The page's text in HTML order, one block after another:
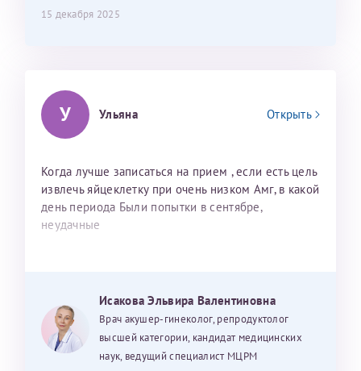
15 декабря 2025
У Ульяна Открыть
Когда лучше записаться на прием , если есть цель
извлечь яйцеклетку при очень низком Амг, в какой
день периода Были попытки в сентябре,
неудачные
Исакова Эльвира Валентиновна
Врач акушер-гинеколог, репродуктолог
высшей категории, кандидат медицинских
наук, ведущий специалист МЦРМ